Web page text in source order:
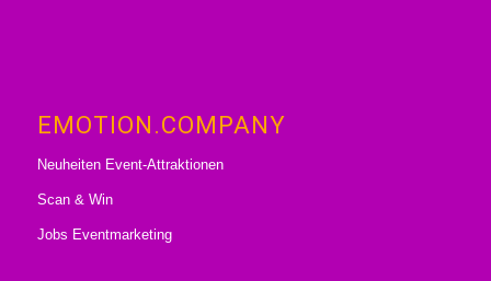
EMOTION.COMPANY
Neuheiten Event-Attraktionen
Scan & Win
Jobs Eventmarketing